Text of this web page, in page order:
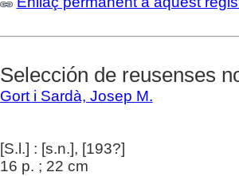
Selección de reusenses
Gort i Sardà, Josep M.
[S.l.] : [s.n.], [193?]
16 p. ; 22 cm